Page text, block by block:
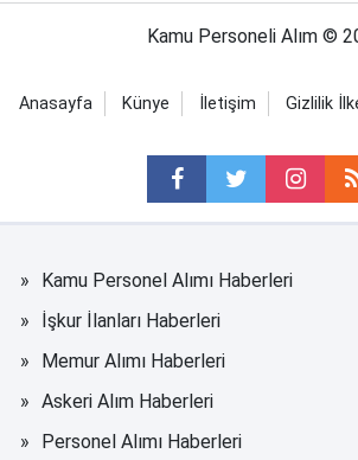
Kamu Personeli Alım ©
Anasayfa Künye İletişim Gizlilik
Kamu Personel Alımı Haberleri
İşkur İlanları Haberleri
Memur Alımı Haberleri
Askeri Alım Haberleri
Personel Alımı Haberleri